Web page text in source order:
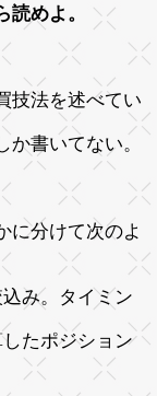
読めよ。
技法を述べてい
書いてない。
分けて次のよ
み。タイミン
たポジション